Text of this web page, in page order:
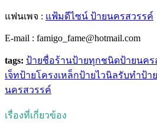
แฟนเพจ : แฟ้มดีไซน์ ป้ายนครสวรรค์
E-mail : famigo_fame@hotmail.com
tags: ป้ายชื่อร้านป้ายทุกชนิดป้ายนคร
เจ็ทป้ายโครงเหล็กป้ายไวนิลรับทำป้า
นครสวรรค์
เรื่องที่เกี่ยวข้อง